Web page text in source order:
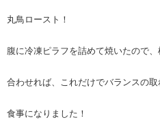
丸鳥ロースト！
腹に冷凍ピラフを詰めて焼いたので、
合わせれば、これだけでバランスの取
食事になりました！